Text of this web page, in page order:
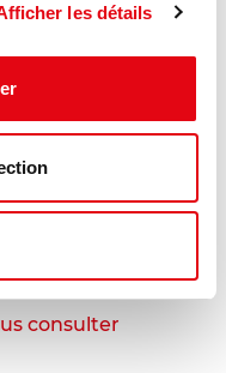
les détails
consulter